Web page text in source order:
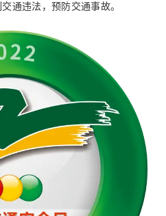
通违法，预防交通事故。